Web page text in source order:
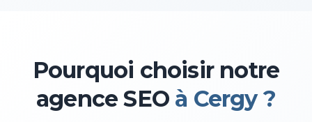
Pourquoi choisir notre
agence SEO à Cergy ?